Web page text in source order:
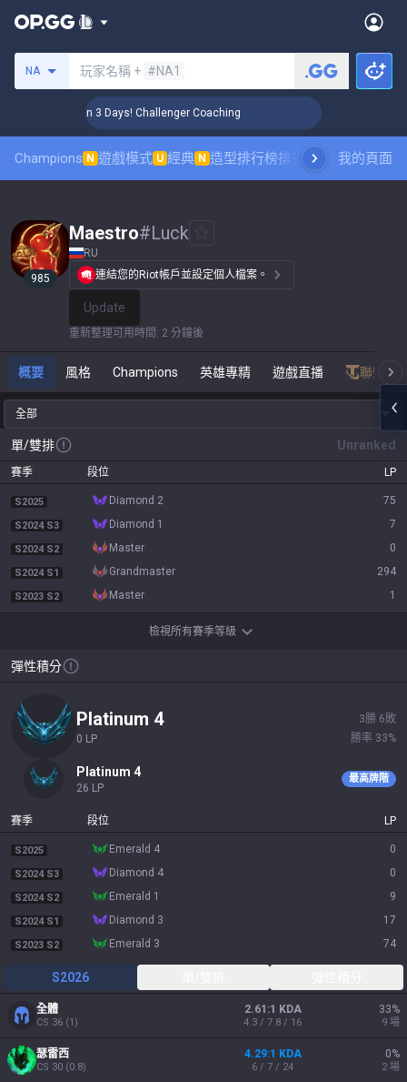
NA 玩家名稱 + #NA1
🏆 Rank Up in 3 Days! Challenger Coaching
Champions N 遊戲模式 U 經典 N 造型排行榜排行榜 職業對戰觀賽
我的頁面
985
Maestro#Luck
RU
連結您的Riot帳戶並設定個人檔案。
Update
重新整理可用時間 : 2 分鐘後
概要 風格 Champions 英雄專精 遊戲直播 聯盟戰
全部
單/雙排 Unranked
賽季 段位 LP
S2025 diamond 2 75
S2024 S3 diamond 1 7
S2024 S2 master 0
S2024 S1 grandmaster 294
S2023 S2 master 1
檢視所有賽季等級
彈性積分
platinum 4
0 LP
3勝 6敗
勝率 33%
platinum 4
26 LP
最高牌階
賽季 段位 LP
S2025 emerald 4 0
S2024 S3 diamond 4 0
S2024 S2 emerald 1 9
S2024 S1 diamond 3 17
S2023 S2 emerald 3 74
S2026
全體
CS 36 (1)
2.61:1 KDA
4.3 / 7.8 / 16
33%
9 場
瑟雷西
CS 30 (0.8)
4.29:1 KDA
6 / 7 / 24
0%
2 場